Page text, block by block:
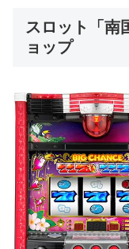
スロット「南
ョップ